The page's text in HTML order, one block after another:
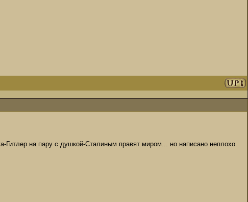
Гитлер на пару с душкой-Сталиным правят миром... но написано неплохо.